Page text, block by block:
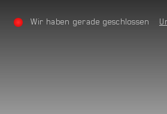
Wir haben gerade geschlossen